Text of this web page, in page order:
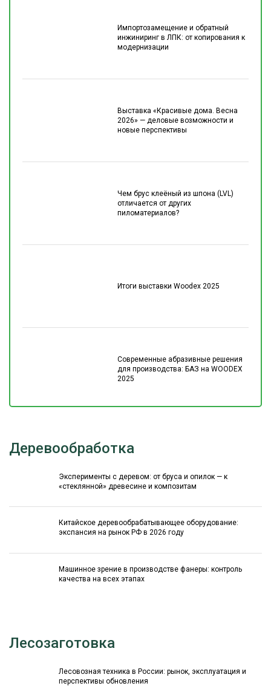
Импортозамещение и обратный
инжиниринг в ЛПК: от копирования к
модернизации
Выставка «Красивые дома. Весна
2026» — деловые возможности и
новые перспективы
Чем брус клеёный из шпона (LVL)
отличается от других
пиломатериалов?
Итоги выставки Woodex 2025
Современные абразивные решения
для производства: БАЗ на WOODEX
2025
Деревообработка
Эксперименты с деревом: от бруса и опилок — к
«стеклянной» древесине и композитам
Китайское деревообрабатывающее оборудование:
экспансия на рынок РФ в 2026 году
Машинное зрение в производстве фанеры: контроль
качества на всех этапах
Лесозаготовка
Лесовозная техника в России: рынок, эксплуатация и
перспективы обновления